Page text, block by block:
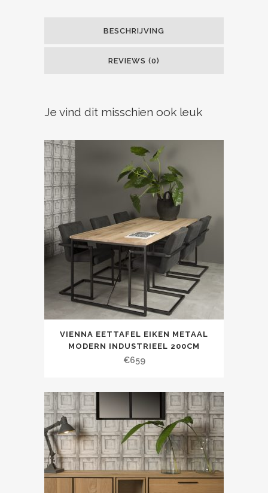
BESCHRIJVING
REVIEWS (0)
Je vind dit misschien ook leuk
VIENNA EETTAFEL EIKEN METAAL
MODERN INDUSTRIEEL 200CM
€659